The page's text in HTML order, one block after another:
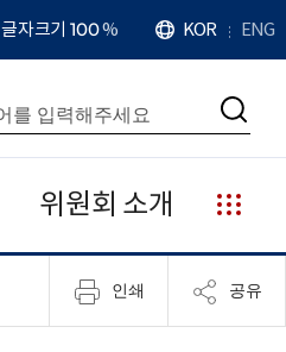
확
대
치
글자크기 100%
언
어
KOR ENG
검
위원회 소개
누
리
집
안
인쇄 공유